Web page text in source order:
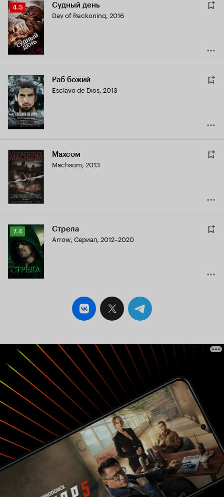
Рейтинг
Кинопоиска
4.5
4.5 Судный день
Day of Reckoning, 2016
Раб божий
Esclavo de Dios, 2013
Махсом
Machsom, 2013
Рейтинг
Кинопоиска
7.4
7.4 Стрела
Arrow, Сериал, 2012–2020